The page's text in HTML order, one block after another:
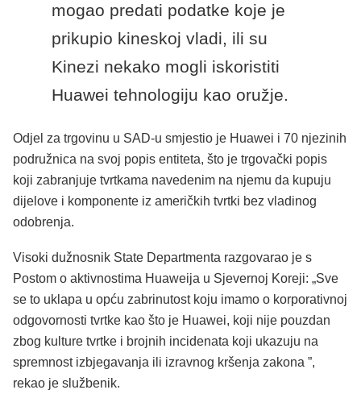
mogao predati podatke koje je
prikupio kineskoj vladi, ili su
Kinezi nekako mogli iskoristiti
Huawei tehnologiju kao oružje.
Odjel za trgovinu u SAD-u smjestio je Huawei i 70 njezinih
podružnica na svoj popis entiteta, što je trgovački popis
koji zabranjuje tvrtkama navedenim na njemu da kupuju
dijelove i komponente iz američkih tvrtki bez vladinog
odobrenja.
Visoki dužnosnik State Departmenta razgovarao je s
Postom o aktivnostima Huaweija u Sjevernoj Koreji: „Sve
se to uklapa u opću zabrinutost koju imamo o korporativnoj
odgovornosti tvrtke kao što je Huawei, koji nije pouzdan
zbog kulture tvrtke i brojnih incidenata koji ukazuju na
spremnost izbjegavanja ili izravnog kršenja zakona ”,
rekao je službenik.